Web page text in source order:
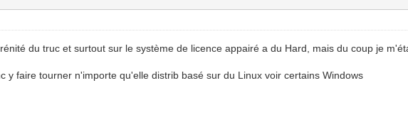
du truc et surtout sur le système de licence appairé a du Hard, mais du coup je
y faire tourner n'importe qu'elle distrib basé sur du Linux voir certains Windows